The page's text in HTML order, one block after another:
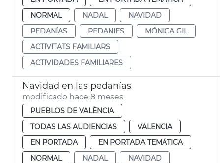
NORMAL
NADAL
NAVIDAD
PEDANÍAS
PEDANIES
MÓNICA GIL
ACTIVITATS FAMILIARS
ACTIVIDADES FAMILIARES
Navidad en las pedanías
modificado hace 8 meses
PUEBLOS DE VALÈNCIA
TODAS LAS AUDIENCIAS
VALENCIA
EN PORTADA
EN PORTADA TEMÁTICA
NORMAL
NADAL
NAVIDAD